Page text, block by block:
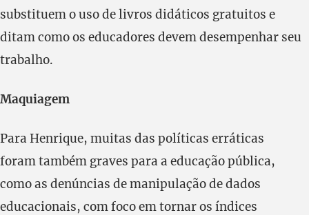
substituem o uso de livros didáticos gratuitos e
ditam como os educadores devem desempenhar seu
trabalho.
Maquiagem
Para Henrique, muitas das políticas erráticas
foram também graves para a educação pública,
como as denúncias de manipulação de dados
educacionais, com foco em tornar os índices